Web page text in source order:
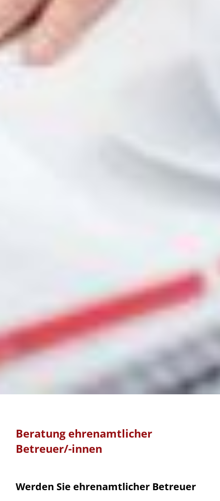
Beratung ehrenamtlicher
Betreuer/-innen
Werden Sie ehrenamtlicher Betreuer